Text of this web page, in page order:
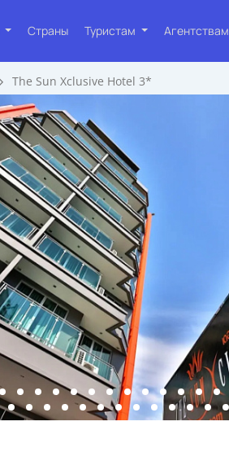
Страны Туристам Агентствам
The Sun Xclusive Hotel 3*